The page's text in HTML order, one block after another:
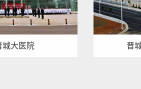
城大医院 晋